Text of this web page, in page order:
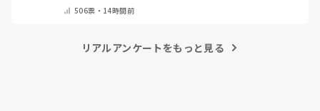
506票・ 14時間前
リアルアンケートをもっと見る